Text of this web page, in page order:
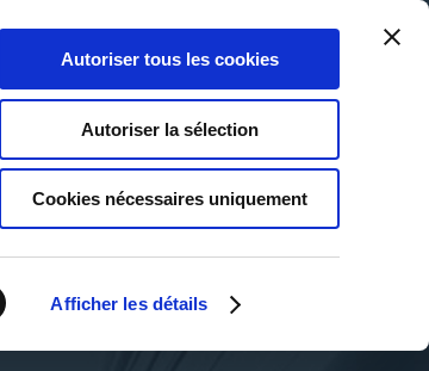
Afficher les détails
Autoriser tous les cookies
Autoriser la sélection
Cookies nécessaires uniquement
0
Panier
0
Ma liste
Connexion